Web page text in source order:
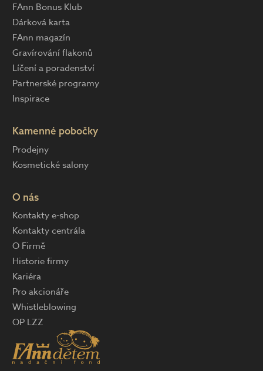
FAnn Bonus Klub
Dárková karta
FAnn magazín
Gravírování flakonů
Líčení a poradenství
Partnerské programy
Inspirace
Kamenné pobočky
Prodejny
Kosmetické salony
O nás
Kontakty e-shop
Kontakty centrála
O Firmě
Historie firmy
Kariéra
Pro akcionáře
Whistleblowing
OP LZZ